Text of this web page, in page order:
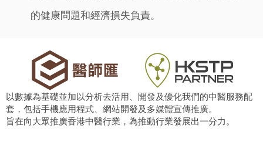
的健康問題和經濟損失負責。
以數據為基礎並加以分析去活用、開發及優化我們的中醫服務配
套，包括手機應用程式、網站開發及多媒體宣傳推廣。
旨在向大眾推廣香港中醫行業，為推動行業發展出一分力。